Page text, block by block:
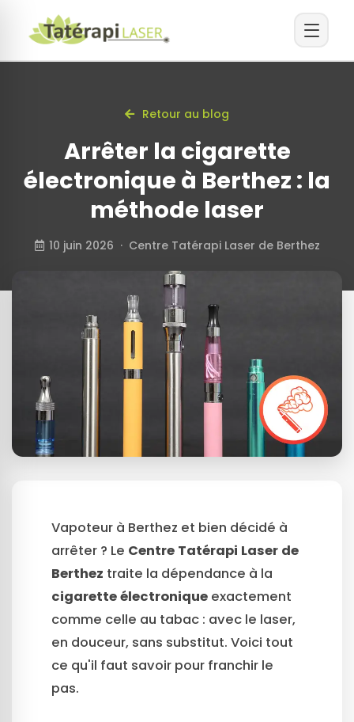
Retour au blog
Arrêter la cigarette
électronique à Berthez : la
méthode laser
10 juin 2026 · Centre Tatérapi Laser de Berthez
Vapoteur à Berthez et bien décidé à
arrêter ? Le Centre Tatérapi Laser de
Berthez traite la dépendance à la
cigarette électronique exactement
comme celle au tabac : avec le laser,
en douceur, sans substitut. Voici tout
ce qu'il faut savoir pour franchir le
pas.